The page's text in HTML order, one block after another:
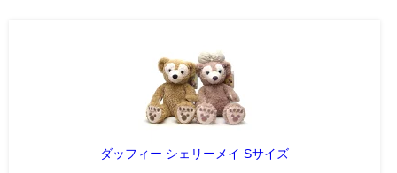
ダッフィー シェリーメイ Sサイズ